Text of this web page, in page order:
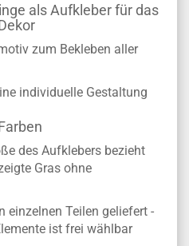
als Aufkleber für das
zum Bekleben aller
individuelle Gestaltung
des Aufklebers bezieht
Gras ohne
einzelnen Teilen geliefert -
ist frei wählbar